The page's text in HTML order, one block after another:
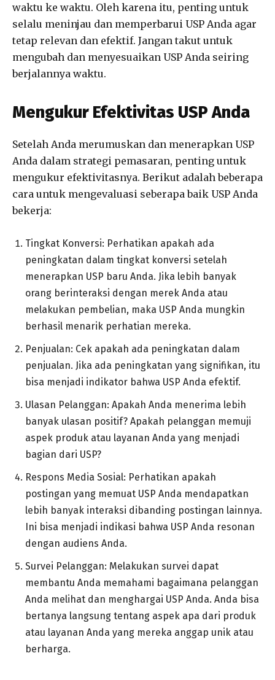
waktu ke waktu. Oleh karena itu, penting untuk
selalu meninjau dan memperbarui USP Anda agar
tetap relevan dan efektif. Jangan takut untuk
mengubah dan menyesuaikan USP Anda seiring
berjalannya waktu.
Mengukur Efektivitas USP Anda
Setelah Anda merumuskan dan menerapkan USP
Anda dalam strategi pemasaran, penting untuk
mengukur efektivitasnya. Berikut adalah beberapa
cara untuk mengevaluasi seberapa baik USP Anda
bekerja:
Tingkat Konversi: Perhatikan apakah ada
peningkatan dalam tingkat konversi setelah
menerapkan USP baru Anda. Jika lebih banyak
orang berinteraksi dengan merek Anda atau
melakukan pembelian, maka USP Anda mungkin
berhasil menarik perhatian mereka.
Penjualan: Cek apakah ada peningkatan dalam
penjualan. Jika ada peningkatan yang signifikan, itu
bisa menjadi indikator bahwa USP Anda efektif.
Ulasan Pelanggan: Apakah Anda menerima lebih
banyak ulasan positif? Apakah pelanggan memuji
aspek produk atau layanan Anda yang menjadi
bagian dari USP?
Respons Media Sosial: Perhatikan apakah
postingan yang memuat USP Anda mendapatkan
lebih banyak interaksi dibanding postingan lainnya.
Ini bisa menjadi indikasi bahwa USP Anda resonan
dengan audiens Anda.
Survei Pelanggan: Melakukan survei dapat
membantu Anda memahami bagaimana pelanggan
Anda melihat dan menghargai USP Anda. Anda bisa
bertanya langsung tentang aspek apa dari produk
atau layanan Anda yang mereka anggap unik atau
berharga.